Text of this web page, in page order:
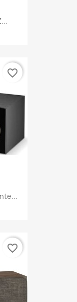
favorite_border
favorite_border